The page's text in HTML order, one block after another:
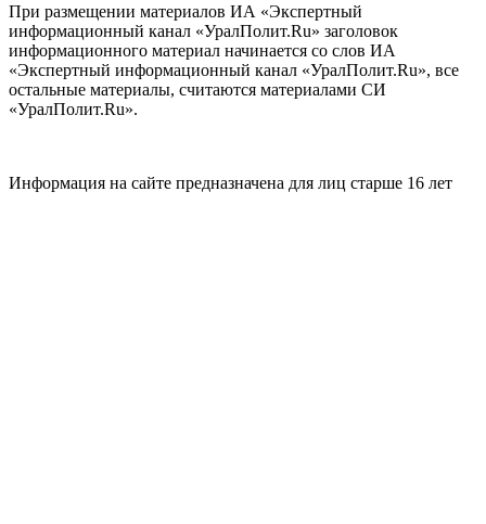
При размещении материалов ИА «Экспертный
информационный канал «УралПолит.Ru» заголовок
информационного материал начинается со слов ИА
«Экспертный информационный канал «УралПолит.Ru», все
остальные материалы, считаются материалами СИ
«УралПолит.Ru».
Информация на сайте предназначена для лиц старше 16 лет